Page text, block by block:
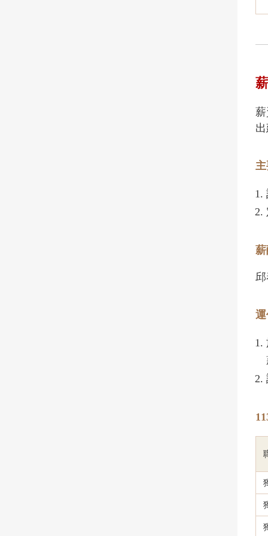
邱